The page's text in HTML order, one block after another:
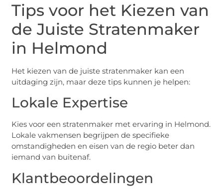
Tips voor het Kiezen van
de Juiste Stratenmaker
in Helmond
Het kiezen van de juiste stratenmaker kan een
uitdaging zijn, maar deze tips kunnen je helpen:
Lokale Expertise
Kies voor een stratenmaker met ervaring in Helmond.
Lokale vakmensen begrijpen de specifieke
omstandigheden en eisen van de regio beter dan
iemand van buitenaf.
Klantbeoordelingen